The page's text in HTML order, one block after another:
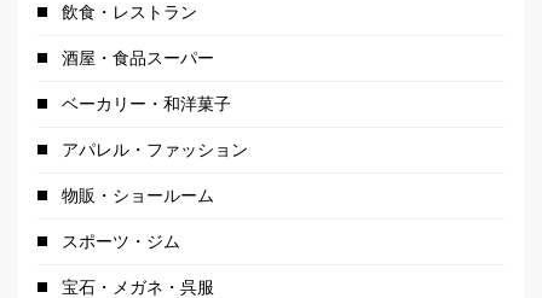
飲食・レストラン
酒屋・食品スーパー
ベーカリー・和洋菓子
アパレル・ファッション
物販・ショールーム
スポーツ・ジム
宝石・メガネ・呉服